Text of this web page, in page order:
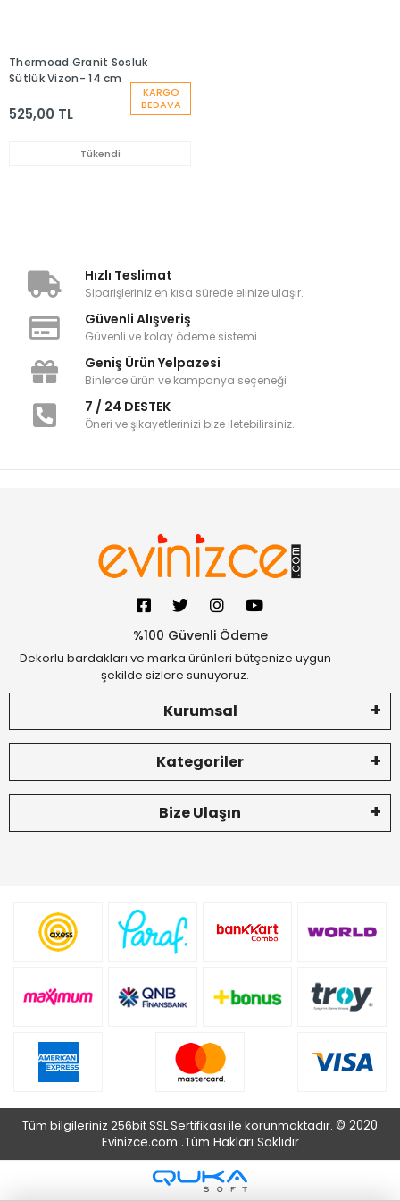
KARGO
BEDAVA
Thermoad Granit Sosluk
Sütlük Vizon- 14 cm
525,00 TL
Tükendi
Hızlı Teslimat
Siparişleriniz en kısa sürede elinize ulaşır.
Güvenli Alışveriş
Güvenli ve kolay ödeme sistemi
Geniş Ürün Yelpazesi
Binlerce ürün ve kampanya seçeneği
7 / 24 DESTEK
Öneri ve şikayetlerinizi bize iletebilirsiniz.
%100 Güvenli Ödeme
Dekorlu bardakları ve marka ürünleri bütçenize uygun
şekilde sizlere sunuyoruz.
Kurumsal
Kategoriler
Bize Ulaşın
Tüm bilgileriniz 256bit SSL Sertifikası ile korunmaktadır. © 2020
Evinizce.com .Tüm Hakları Saklıdır